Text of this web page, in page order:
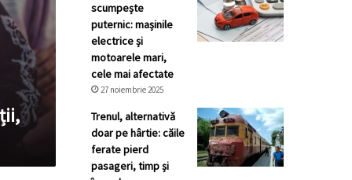
scumpește
puternic: mașinile
electrice și
motoarele mari,
cele mai afectate
27 noiembrie 2025
Trenul, alternativă
doar pe hârtie: căile
ferate pierd
pasageri, timp și